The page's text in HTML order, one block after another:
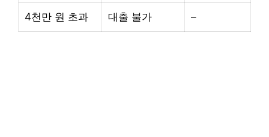
4천만 원 초과 대출 불가 –